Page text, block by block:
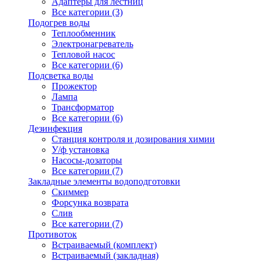
Все категории (3)
Подогрев воды
Теплообменник
Электронагреватель
Тепловой насос
Все категории (6)
Подсветка воды
Прожектор
Лампа
Трансформатор
Все категории (6)
Дезинфекция
Станция контроля и дозирования химии
У/ф установка
Насосы-дозаторы
Все категории (7)
Закладные элементы водоподготовки
Скиммер
Форсунка возврата
Слив
Все категории (7)
Противоток
Встраиваемый (комплект)
Встраиваемый (закладная)